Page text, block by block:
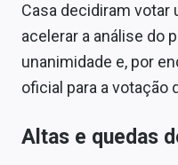
Casa decidiram votar
acelerar a análise do
unanimidade e, por
oficial para a votação
Altas e quedas